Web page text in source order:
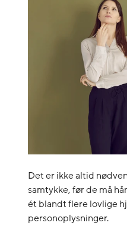
Det er ikke altid
samtykke, før de må
ét blandt flere lovlige
personoplysninger.